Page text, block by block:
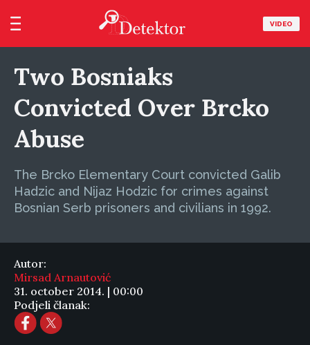
VIDEO
Two Bosniaks
Convicted Over Brcko
Abuse
The Brcko Elementary Court convicted Galib
Hadzic and Nijaz Hodzic for crimes against
Bosnian Serb prisoners and civilians in 1992.
Autor:
Mirsad Arnautović
31. october 2014. | 00:00
Podjeli članak: